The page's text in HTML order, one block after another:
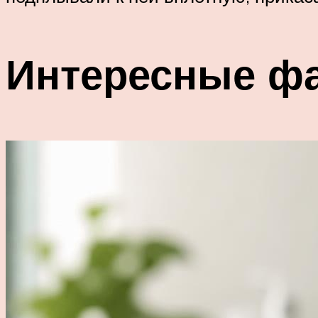
Интересные